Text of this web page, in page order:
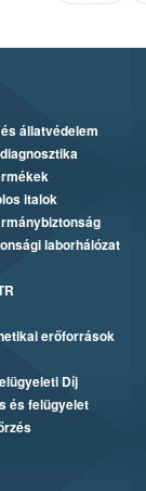
állatvédelem
italok
laborhálózat
erőforrások
Díj
és felügyelet